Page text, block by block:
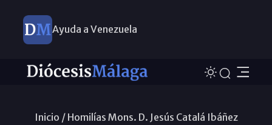
Ayuda a Venezuela
Inicio / Homilías Mons. D. Jesús Catalá Ibáñez